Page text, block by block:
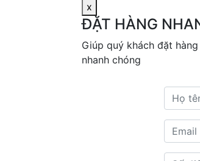
x
ĐẶT HÀNG
Giúp quý khách đặt hàng
nhanh chóng